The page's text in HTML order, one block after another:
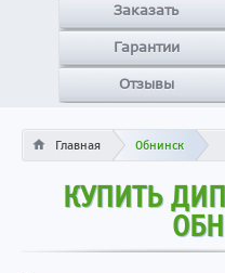
Заказать
Гарантии
Отзывы
Главная Обнинск
КУПИТЬ